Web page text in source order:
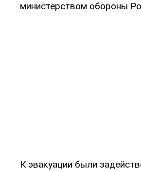
министерством обороны
К эвакуации были